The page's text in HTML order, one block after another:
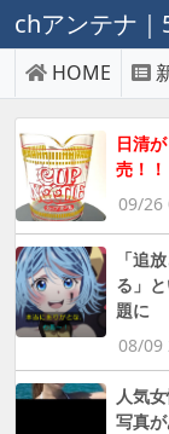
chアンテナ
HOME
日清
売！
09/26
「追
る」
題に
08/09
人気
写真